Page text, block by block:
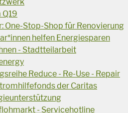
One-Stop-Shop für Renovierung
helfen Energiesparen
- Stadtteilarbeit
Reduce - Re-Use - Repair
der Caritas
- Servicehotline